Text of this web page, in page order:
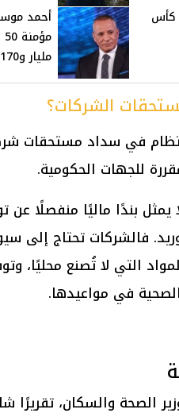
كأس
أحمد
مليار و170 خدمة مميكنة
الشركات؟
في سداد مستحقات
للجهات الحكومية.
بندًا ماليًا منفصلًا عن
فالشركات تحتاج إلى
التي لا تُصنع محليًا،
في مواعيدها.
الصحة والسكان، تقريرًا